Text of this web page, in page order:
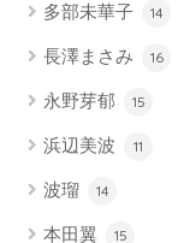
多部未華子 14
長澤まさみ 16
永野芽郁 15
浜辺美波 11
波瑠 14
本田翼 15